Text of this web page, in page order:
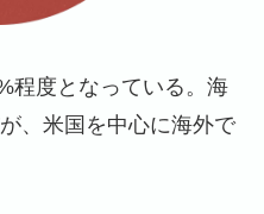
程度となっている。海
、米国を中心に海外で